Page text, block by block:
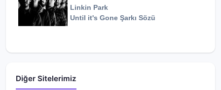
Linkin Park
Until it's Gone Şarkı Sözü
Diğer Sitelerimiz